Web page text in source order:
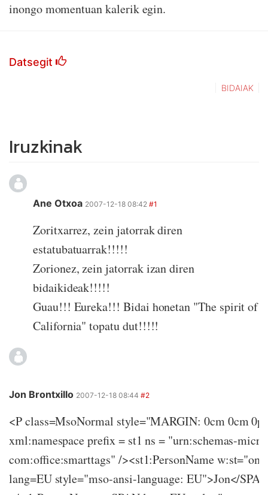
inongo momentuan kalerik egin.
Datsegit
BIDAIAK
Iruzkinak
Ane Otxoa 2007-12-18 08:42 #1
Zoritxarrez, zein jatorrak diren
estatubatuarrak!!!!!
Zorionez, zein jatorrak izan diren
bidaikideak!!!!!
Guau!!! Eureka!!! Bidai honetan "The spirit of
California" topatu dut!!!!!
Jon Brontxillo 2007-12-18 08:44 #2
<P class=MsoNormal style="MARGIN: 0cm 0cm
xml:namespace prefix = st1 ns = "urn:schemas-
com:office:smarttags" /><st1:PersonName
lang=EU style="mso-ansi-language: EU">Jon</